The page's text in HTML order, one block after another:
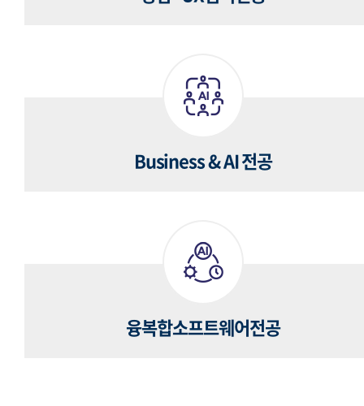
Business & AI 전공
융복합소프트웨어전공